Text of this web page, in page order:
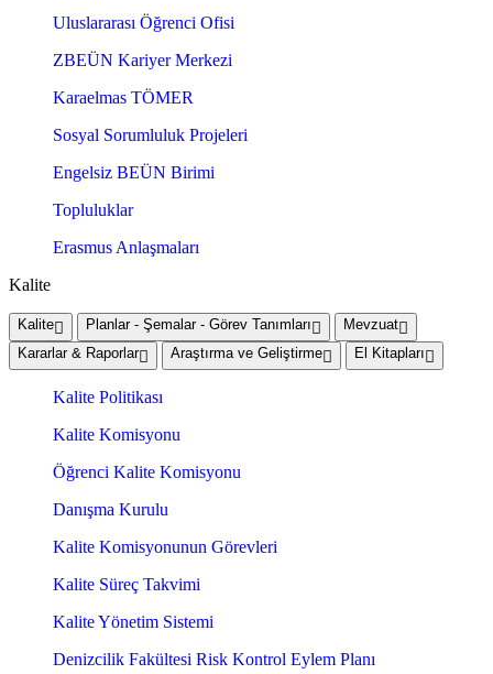
Uluslararası Öğrenci Ofisi
ZBEÜN Kariyer Merkezi
Karaelmas TÖMER
Sosyal Sorumluluk Projeleri
Engelsiz BEÜN Birimi
Topluluklar
Erasmus Anlaşmaları
Kalite
Kalite Planlar - Şemalar - Görev Tanımları
Mevzuat
Kararlar & Raporlar
Araştırma ve Geliştirme El Kitapları
Kalite Politikası
Kalite Komisyonu
Öğrenci Kalite Komisyonu
Danışma Kurulu
Kalite Komisyonunun Görevleri
Kalite Süreç Takvimi
Kalite Yönetim Sistemi
Denizcilik Fakültesi Risk Kontrol Eylem Planı